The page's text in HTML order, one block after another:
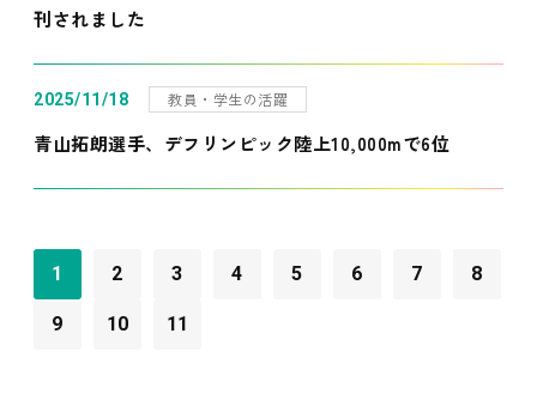
刊されました
2025/11/18 教員・学生の活躍
青山拓朗選手、デフリンピック陸上10,000mで6位
1 2 3 4 5 6 7 8
9 10 11